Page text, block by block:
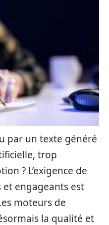
par un texte généré
trop
? L’exigence de
engageants est
moteurs de
la qualité et